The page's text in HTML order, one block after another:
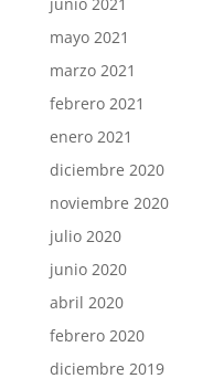
mayo 2021
marzo 2021
febrero 2021
enero 2021
diciembre 2020
noviembre 2020
julio 2020
junio 2020
abril 2020
febrero 2020
diciembre 2019